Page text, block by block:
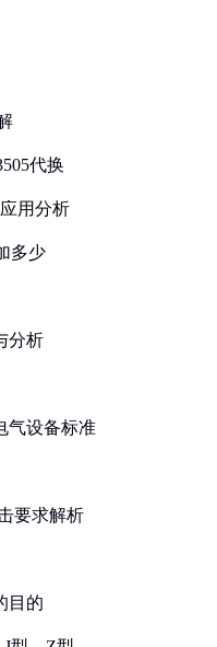
代换
用分析
多少
分析
气设备标准
要求解析
目的